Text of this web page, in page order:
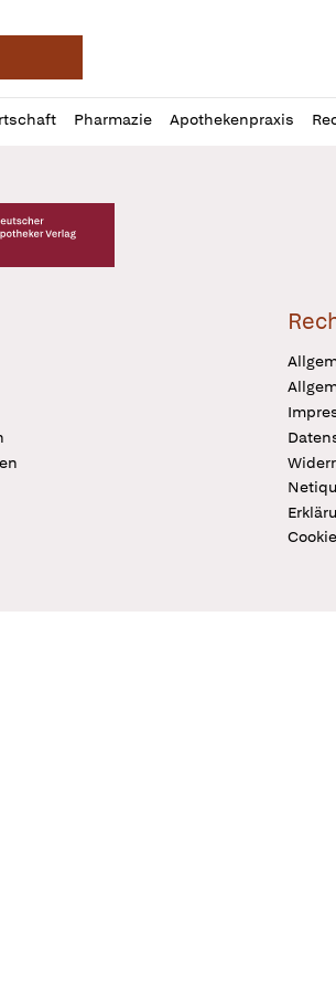
Pharmazie Apothekenpraxis
Apotheker Verlag Logo